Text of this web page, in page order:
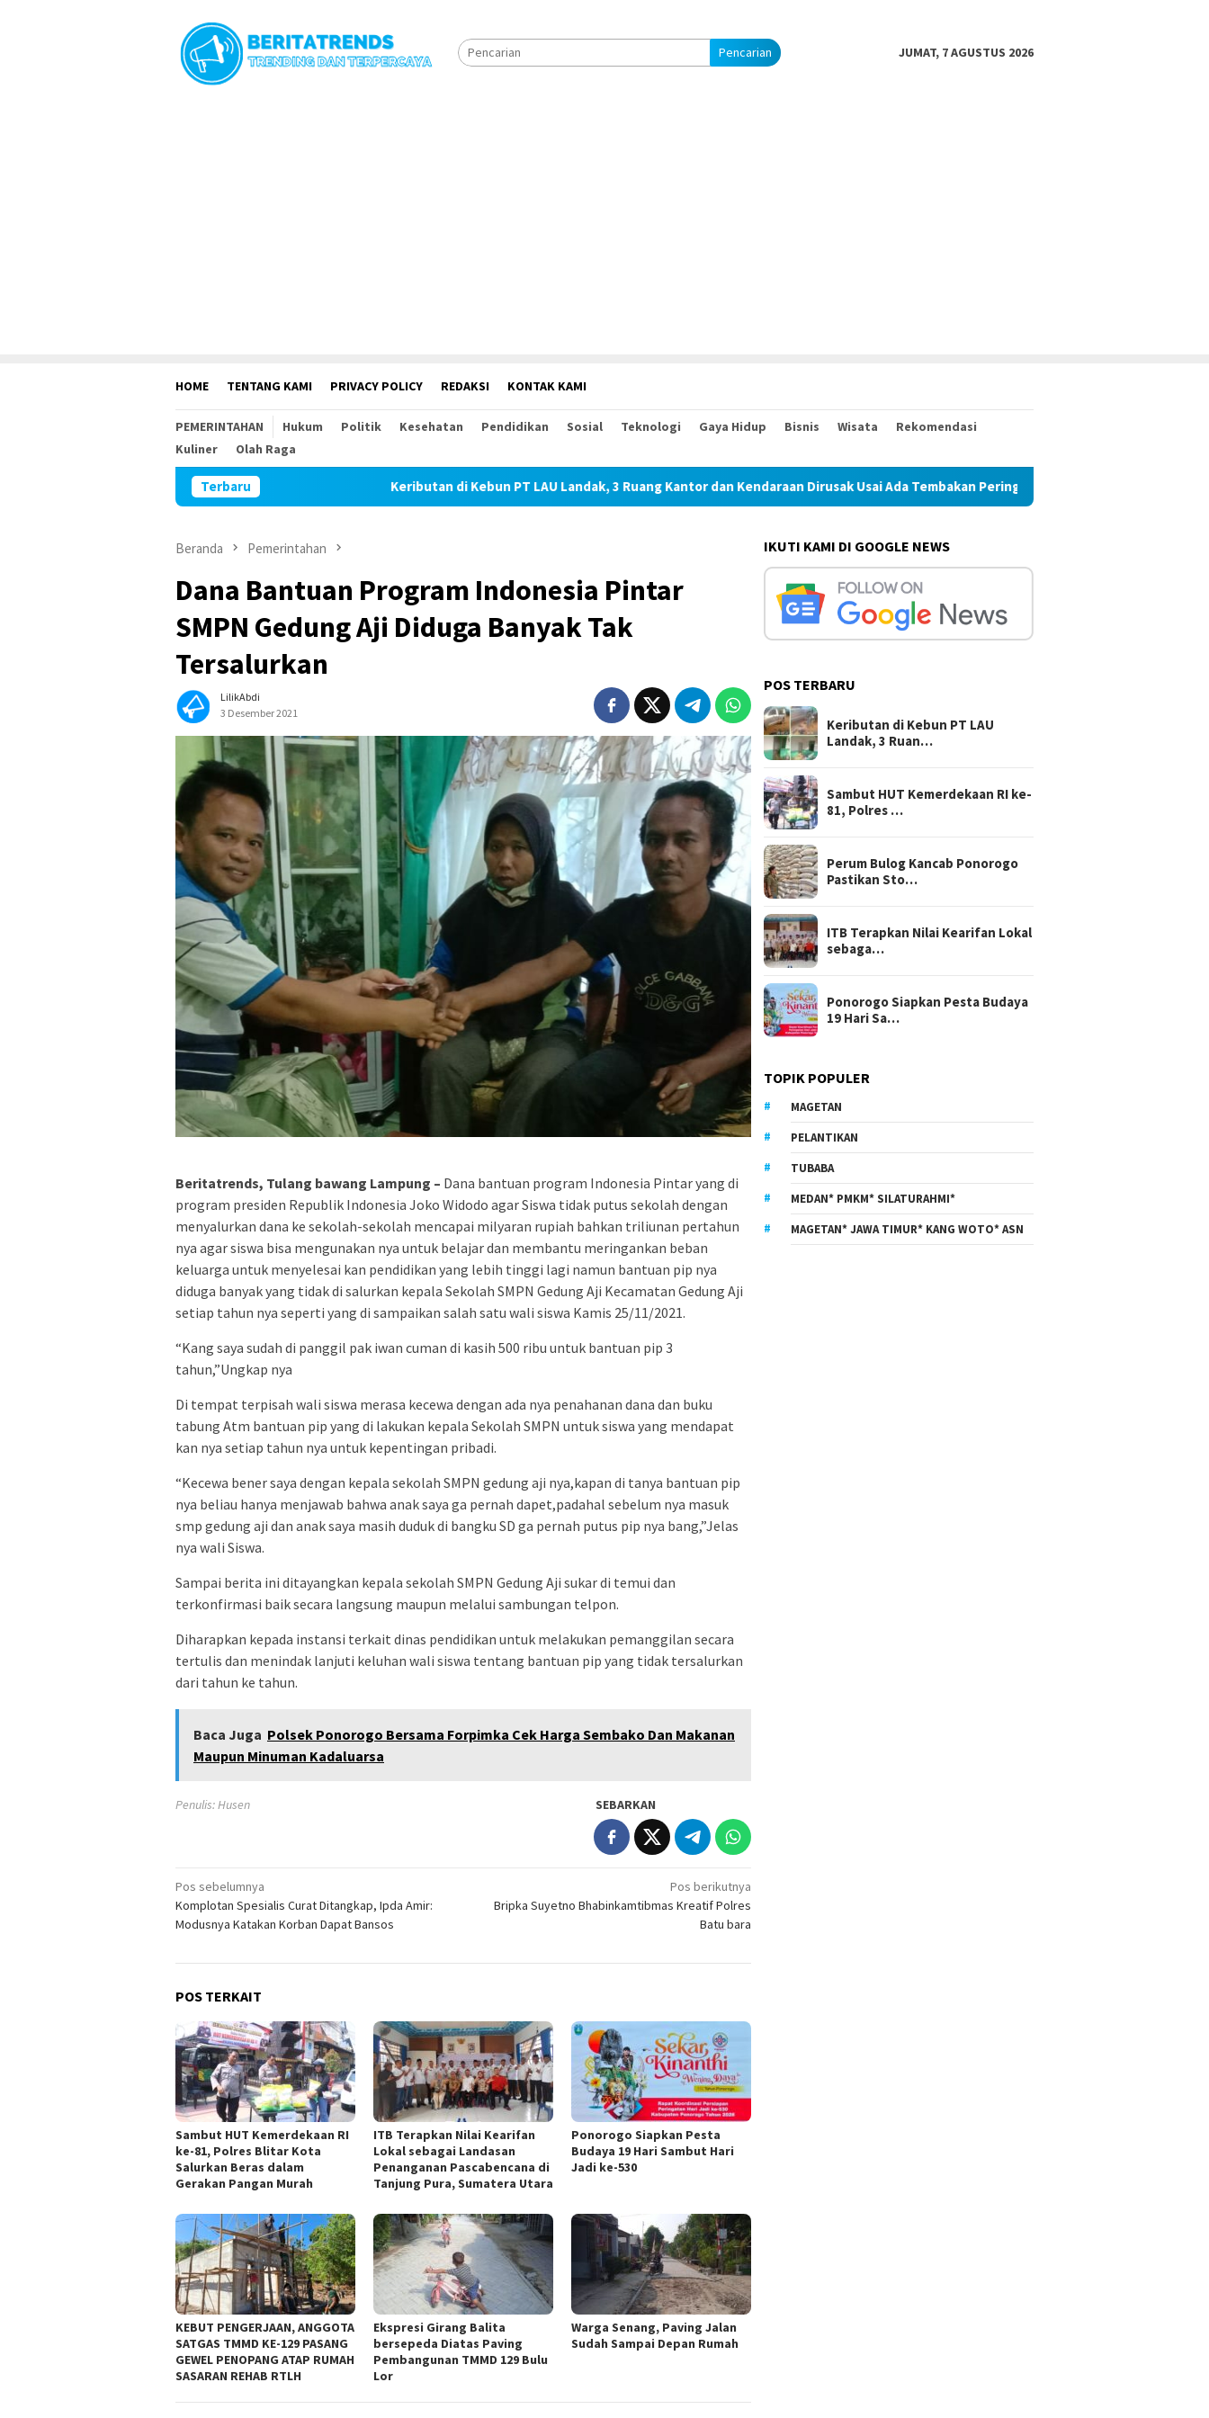
Pencarian JUMAT, 7 AGUSTUS 2026
HOME TENTANG KAMI PRIVACY POLICY REDAKSI KONTAK KAMI
PEMERINTAHAN Hukum Politik Kesehatan Pendidikan Sosial Teknologi Gaya Hidup Bisnis Wisata
Rekomendasi
Kuliner
Olah Raga
Terbaru Keributan di Kebun PT LAU Landak, 3 Ruang Kantor dan Kendaraan Dirusak Usai Ada Tembakan Peringatan Sambut HUT Kemerdekaan RI
Beranda Pemerintahan
Dana Bantuan Program Indonesia Pintar
SMPN Gedung Aji Diduga Banyak Tak
Tersalurkan
LilikAbdi
3 Desember 2021
Beritatrends, Tulang bawang Lampung – Dana bantuan program Indonesia Pintar yang di
program presiden Republik Indonesia Joko Widodo agar Siswa tidak putus sekolah dengan
menyalurkan dana ke sekolah-sekolah mencapai milyaran rupiah bahkan triliunan pertahun
nya agar siswa bisa mengunakan nya untuk belajar dan membantu meringankan beban
keluarga untuk menyelesai kan pendidikan yang lebih tinggi lagi namun bantuan pip nya
diduga banyak yang tidak di salurkan kepala Sekolah SMPN Gedung Aji Kecamatan Gedung Aji
setiap tahun nya seperti yang di sampaikan salah satu wali siswa Kamis 25/11/2021.
“Kang saya sudah di panggil pak iwan cuman di kasih 500 ribu untuk bantuan pip 3
tahun,”Ungkap nya
Di tempat terpisah wali siswa merasa kecewa dengan ada nya penahanan dana dan buku
tabung Atm bantuan pip yang di lakukan kepala Sekolah SMPN untuk siswa yang mendapat
kan nya setiap tahun nya untuk kepentingan pribadi.
“Kecewa bener saya dengan kepala sekolah SMPN gedung aji nya,kapan di tanya bantuan pip
nya beliau hanya menjawab bahwa anak saya ga pernah dapet,padahal sebelum nya masuk
smp gedung aji dan anak saya masih duduk di bangku SD ga pernah putus pip nya bang,”Jelas
nya wali Siswa.
Sampai berita ini ditayangkan kepala sekolah SMPN Gedung Aji sukar di temui dan
terkonfirmasi baik secara langsung maupun melalui sambungan telpon.
Diharapkan kepada instansi terkait dinas pendidikan untuk melakukan pemanggilan secara
tertulis dan menindak lanjuti keluhan wali siswa tentang bantuan pip yang tidak tersalurkan
dari tahun ke tahun.
Baca Juga Polsek Ponorogo Bersama Forpimka Cek Harga Sembako Dan Makanan
Maupun Minuman Kadaluarsa
Penulis: Husen SEBARKAN
Navigasi
pos
Pos sebelumnya
Komplotan Spesialis Curat Ditangkap, Ipda Amir:
Modusnya Katakan Korban Dapat Bansos
Pos berikutnya
Bripka Suyetno Bhabinkamtibmas Kreatif Polres
Batu bara
POS TERKAIT
Sambut HUT Kemerdekaan RI
ke-81, Polres Blitar Kota
Salurkan Beras dalam
Gerakan Pangan Murah
ITB Terapkan Nilai Kearifan
Lokal sebagai Landasan
Penanganan Pascabencana di
Tanjung Pura, Sumatera Utara
Ponorogo Siapkan Pesta
Budaya 19 Hari Sambut Hari
Jadi ke-530
KEBUT PENGERJAAN, ANGGOTA
SATGAS TMMD KE-129 PASANG
GEWEL PENOPANG ATAP RUMAH
SASARAN REHAB RTLH
Ekspresi Girang Balita
bersepeda Diatas Paving
Pembangunan TMMD 129 Bulu
Lor
Warga Senang, Paving Jalan
Sudah Sampai Depan Rumah
IKUTI KAMI DI GOOGLE NEWS
POS TERBARU
Keributan di Kebun PT LAU
Landak, 3 Ruan…
Sambut HUT Kemerdekaan RI ke-
81, Polres …
Perum Bulog Kancab Ponorogo
Pastikan Sto…
ITB Terapkan Nilai Kearifan Lokal
sebaga…
Ponorogo Siapkan Pesta Budaya
19 Hari Sa…
TOPIK POPULER
MAGETAN
PELANTIKAN
TUBABA
MEDAN* PMKM* SILATURAHMI*
MAGETAN* JAWA TIMUR* KANG WOTO* ASN